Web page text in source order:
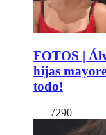
FOTOS |
hijas
todo!
7290